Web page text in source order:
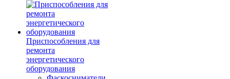
Приспособления для
ремонта
энергетического
оборудования